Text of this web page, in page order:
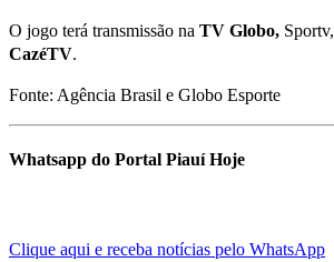
O jogo terá transmissão na TV Globo, Sportv,
CazéTV.
Fonte: Agência Brasil e Globo Esporte
Whatsapp do Portal Piauí Hoje
Clique aqui e receba notícias pelo WhatsApp